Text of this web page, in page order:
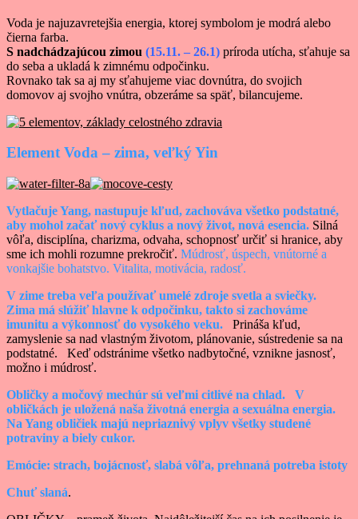
Voda je najuzavretejšia energia, ktorej symbolom je modrá alebo
čierna farba.
S nadchádzajúcou zimou (15.11. – 26.1) príroda utícha, sťahuje sa
do seba a ukladá k zimnému odpočinku.
Rovnako tak sa aj my sťahujeme viac dovnútra, do svojich
domovov aj svojho vnútra, obzeráme sa späť, bilancujeme.
Element Voda – zima, veľký Yin
Vytlačuje Yang, nastupuje kľud, zachováva všetko podstatné,
aby mohol začať nový cyklus a nový život, nová esencia. Silná
vôľa, disciplína, charizma, odvaha, schopnosť určiť si hranice, aby
sme ich mohli rozumne prekročiť. Múdrosť, úspech, vnútorné a
vonkajšie bohatstvo. Vitalita, motivácia, radosť.
V zime treba veľa používať umelé zdroje svetla a sviečky.
Zima má slúžiť hlavne k odpočinku, takto si zachováme
imunitu a výkonnosť do vysokého veku.
Prináša kľud,
zamyslenie sa nad vlastným životom, plánovanie, sústredenie sa na
podstatné.
Keď odstránime všetko nadbytočné, vznikne jasnosť,
možno i múdrosť.
Obličky a močový mechúr sú veľmi citlivé na chlad.
V
obličkách je uložená naša životná energia a sexuálna energia.
Na Yang obličiek majú nepriaznivý vplyv všetky studené
potraviny a biely cukor.
Emócie: strach, bojácnosť, slabá vôľa, prehnaná potreba istoty
Chuť slaná.